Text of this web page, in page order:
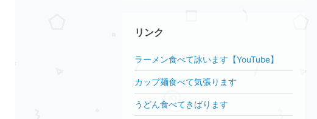
リンク
ラーメン食べて詠います【YouTube】
カップ麺食べて気張ります
うどん食べてきばります